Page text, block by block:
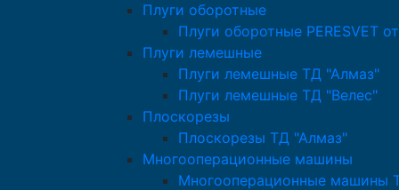
Плуги оборотные
Плуги оборотные PERESVET
Плуги лемешные
Плуги лемешные ТД "Алмаз"
Плуги лемешные ТД "Велес"
Плоскорезы
Плоскорезы ТД "Алмаз"
Многооперационные машины
Многооперационные машины